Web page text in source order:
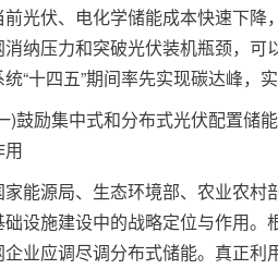
伏、电化学储能成本快速下降
消纳压力和突破光伏装机瓶颈，
统“十四五”期间率先实现碳达峰，
励集中式和分布式光伏配置储能
用
源局、生态环境部、农业农村
础设施建设中的战略定位与作用
企业应调尽调分布式储能。真正